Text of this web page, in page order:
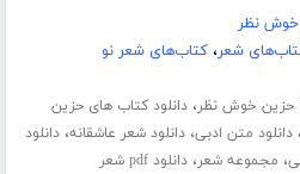
نظر
شعر،کتاب‌های شعر نو
حزین خوش نظر،دانلود کتاب های حزین
،دانلود متن ادبی،دانلود شعر عاشقانه،دانلود
، مجموعه شعر،دانلود pdf شعر